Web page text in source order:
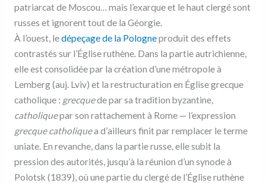
patriarcat de Moscou… mais l’exarque et le haut clergé sont
russes et ignorent tout de la Géorgie.
À l’ouest, ledépeçage de la Pologneproduit des effets
contrastés sur l’Église ruthène. Dans la partie autrichienne,
elle est consolidée par la création d’une métropole à
Lemberg (auj. Lviv) et la restructuration en Église grecque
catholique : grecquede par sa tradition byzantine,
catholiquepar son rattachement à Rome — l’expression
grecque catholiquea d’ailleurs finit par remplacer le terme
uniate. En revanche, dans la partie russe, elle subit la
pression des autorités, jusqu’à la réunion d’un synode à
Polotsk (1839), où une partie du clergé de l’Église ruthène